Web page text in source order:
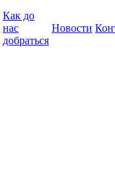
Как до
нас
добраться
Новости